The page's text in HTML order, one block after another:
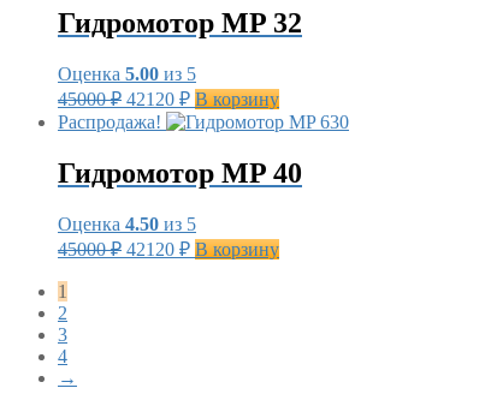
Гидромотор MP 32
Оценка 5.00 из 5
45000₽ Первоначальная
цена
составляла
42120 ₽Текущая
цена:
В корзину
Распродажа!
Гидромотор MP 40
Оценка 4.50 из 5
45000₽ Первоначальная
42120 ₽Текущая
цена:
В корзину
1
2
3
4
→